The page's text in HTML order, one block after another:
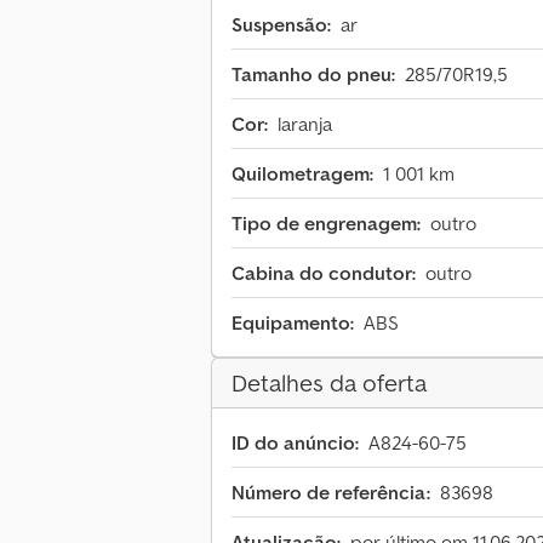
Suspensão: ar
Tamanho do pneu: 285/70R19,5
Cor: laranja
Quilometragem: 1 001 km
Tipo de engrenagem: outro
Cabina do condutor: outro
Equipamento: ABS
Detalhes da oferta
ID do anúncio: A824-60-75
Número de referência: 83698